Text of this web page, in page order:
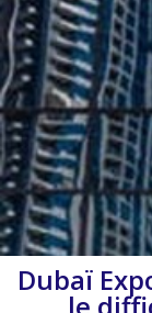
Dubaï